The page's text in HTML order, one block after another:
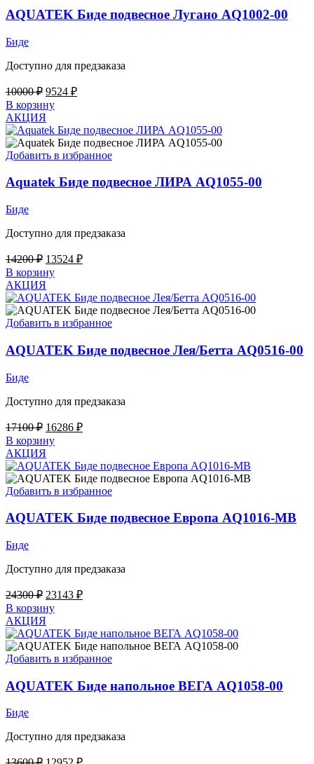
AQUATEK Биде подвесное Лугано AQ1002-00
Биде
Доступно для предзаказа
10000₽ Первоначальная
цена
составляла
10000 ₽.
9524 ₽Текущая
В корзину
АКЦИЯ
Добавить в избранное
Aquatek Биде подвесное ЛИРА AQ1055-00
Биде
Доступно для предзаказа
14200₽ Первоначальная
цена
составляла
14200 ₽.
13524 ₽Текущая
В корзину
АКЦИЯ
Добавить в избранное
AQUATEK Биде подвесное Лея/Бетта AQ0516-00
Биде
Доступно для предзаказа
17100₽ Первоначальная
цена
составляла
17100 ₽.
16286 ₽Текущая
В корзину
АКЦИЯ
Добавить в избранное
AQUATEK Биде подвесное Европа AQ1016-MB
Биде
Доступно для предзаказа
24300₽ Первоначальная
цена
составляла
24300 ₽.
23143 ₽Текущая
В корзину
АКЦИЯ
Добавить в избранное
AQUATEK Биде напольное ВЕГА AQ1058-00
Биде
Доступно для предзаказа
Первоначальная
Текущая